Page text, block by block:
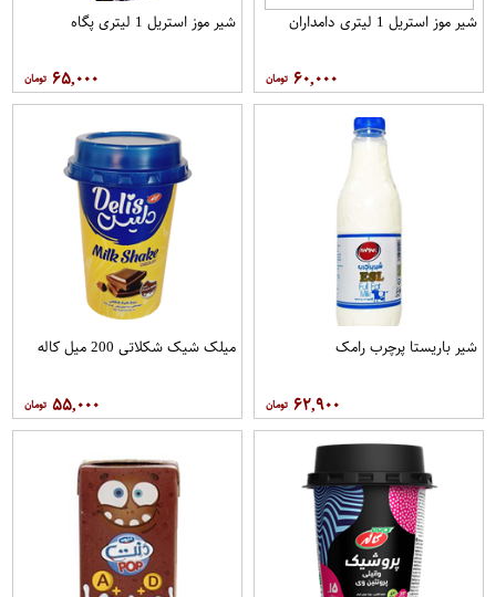
شیر موز استریل 1 لیتری دامداران
۶۰,۰۰۰
شیر موز استریل 1 لیتری پگاه
۶۵,۰۰۰
شیر باریستا پرچرب رامک
۶۲,۹۰۰
میلک شیک شکلاتی 200 میل کاله
۵۵,۰۰۰